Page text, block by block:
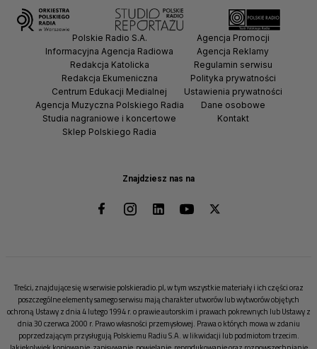
Znajdziesz nas na
Polskie Radio S.A.
Informacyjna Agencja Radiowa
Redakcja Katolicka
Redakcja Ekumeniczna
Centrum Edukacji Medialnej
Agencja Muzyczna Polskiego Radia
Studia nagraniowe i koncertowe
Sklep Polskiego Radia
Agencja Promocji
Agencja Reklamy
Regulamin serwisu
Polityka prywatności
Ustawienia prywatności
Dane osobowe
Kontakt
Treści, znajdujące się w serwisie polskieradio.pl, w tym wszystkie materiały i ich części oraz
poszczególne elementy samego serwisu mają charakter utworów lub wytworów objętych
ochroną Ustawy z dnia 4 lutego 1994 r. o prawie autorskim i prawach pokrewnych lub Ustawy z
dnia 30 czerwca 2000 r. Prawo własności przemysłowej. Prawa o których mowa w zdaniu
poprzedzającym przysługują Polskiemu Radiu S.A. w likwidacji lub podmiotom trzecim.